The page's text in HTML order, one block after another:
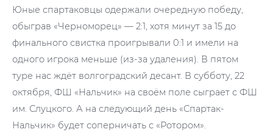
Юные спартаковцы одержали очередную победу,
обыграв «Черноморец» — 2:1, хотя минут за 15 до
финального свистка проигрывали 0:1 и имели на
одного игрока меньше (из-за удаления). В пятом
туре нас ждёт волгоградский десант. В субботу, 22
октября, ФШ «Нальчик» на своём поле сыграет с ФШ
им. Слуцкого. А на следующий день «Спартак-
Нальчик» будет соперничать с «Ротором».